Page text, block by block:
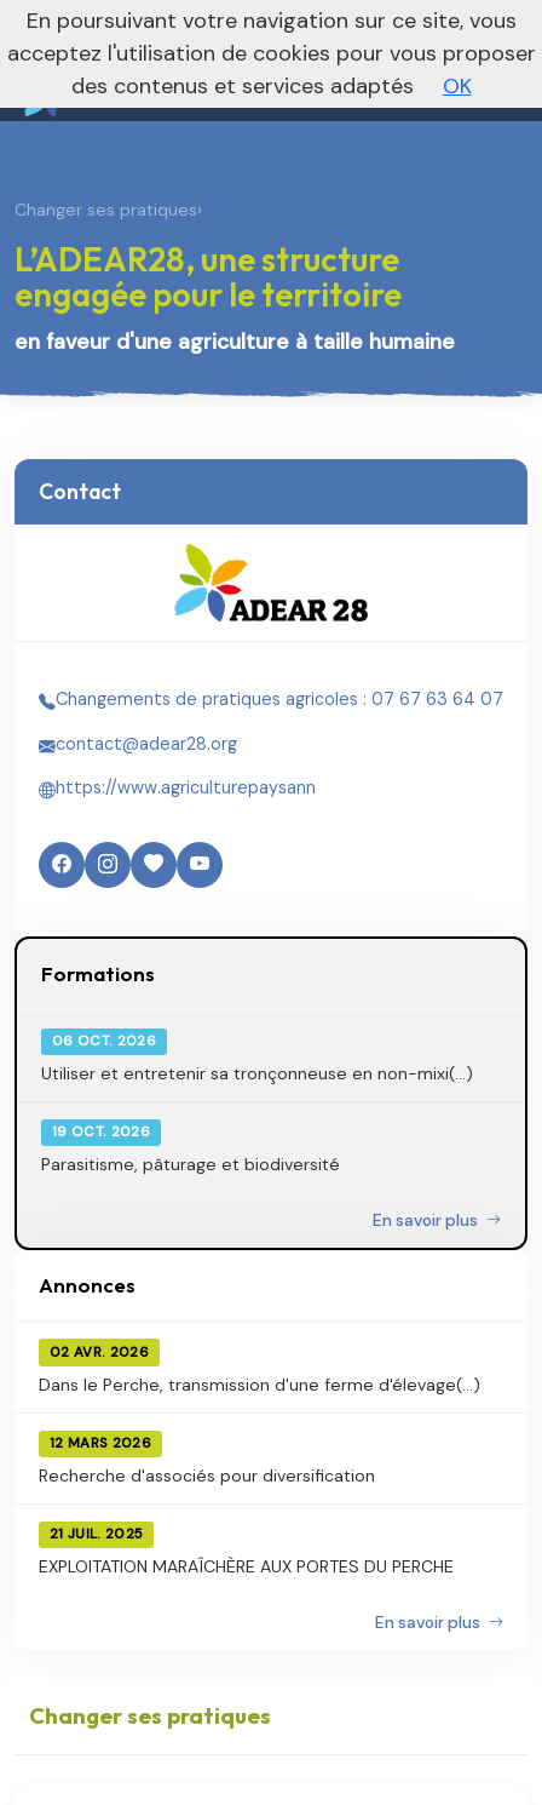
Vers le site régional Vers le site national
nivo_2026: 1
Changer ses pratiques›
L’ADEAR28, une structure
engagée pour le territoire
en faveur d'une agriculture à taille humaine
Contact
Changements de pratiques agricoles : 07 67 63 64 07
contact@adear28.org
https://www.agriculturepaysann
Formations
06 OCT. 2026
Utiliser et entretenir sa tronçonneuse en non-mixi(...)
19 OCT. 2026
Parasitisme, pâturage et biodiversité
En savoir plus
Annonces
02 AVR. 2026
Dans le Perche, transmission d'une ferme d'élevage(...)
12 MARS 2026
Recherche d'associés pour diversification
21 JUIL. 2025
EXPLOITATION MARAÎCHÈRE AUX PORTES DU PERCHE
En savoir plus
Changer ses pratiques
En poursuivant votre navigation sur ce site, vous
acceptez l'utilisation de cookies pour vous proposer
des contenus et services adaptés
OK